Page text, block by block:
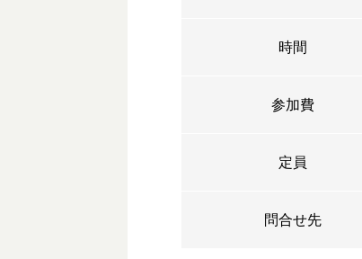
時間
参加費
定員
問合せ先